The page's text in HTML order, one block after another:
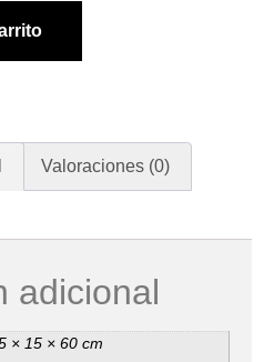
Valoraciones (0)
adicional
× 15 × 60 cm